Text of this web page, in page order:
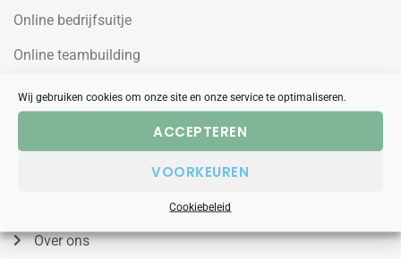
Wij gebruiken cookies om onze site en onze service te optimaliseren.
ACCEPTEREN
VOORKEUREN
Cookiebeleid
Online bedrijfsuitje
Online teambuilding
Uitjesbureau
Wilgenweg 10a
1031HV Amsterdam Noord
Over ons